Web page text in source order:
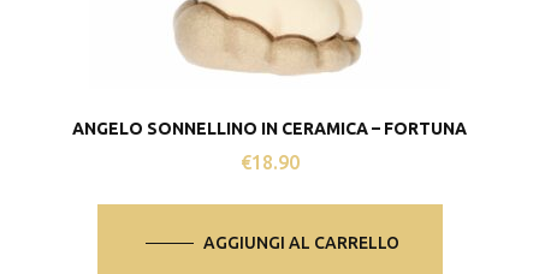
ANGELO SONNELLINO IN CERAMICA – FORTUNA
€18.90
AGGIUNGI AL CARRELLO